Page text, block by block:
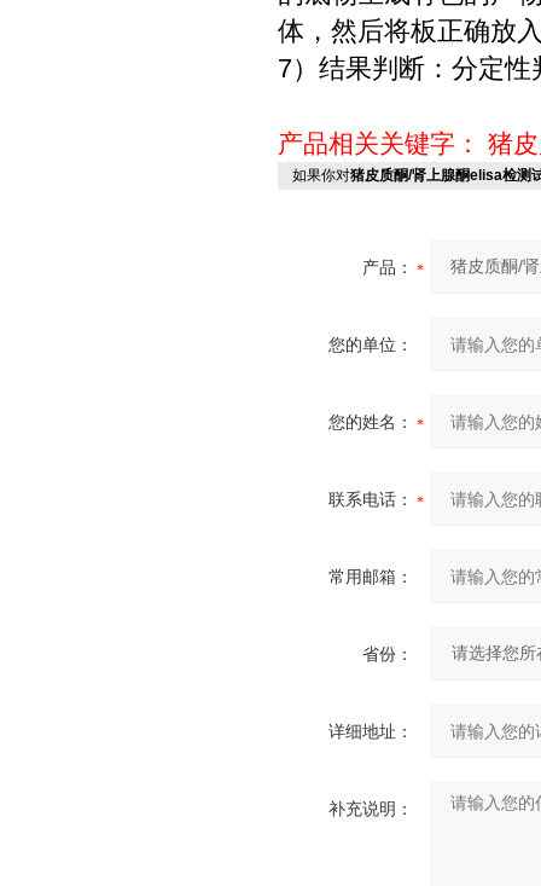
体，然后将板正确放
7）结果判断：分定
产品相关关键字： 猪
如果你对猪皮质酮/肾上腺酮elisa检测
产品：
您的单位：
您的姓名：
联系电话：
常用邮箱：
省份：
详细地址：
补充说明：